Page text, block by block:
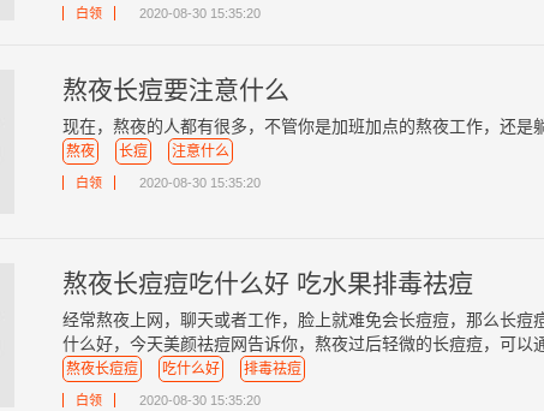
白领 2020-08-30 15:35:20
熬夜长痘要注意什么
现在，熬夜的人都有很多，不管你是加班加点的熬夜工作，还是
熬夜 长痘 注意什么
白领 2020-08-30 15:35:20
熬夜长痘痘吃什么好 吃水果排毒祛痘
经常熬夜上网，聊天或者工作，脸上就难免会长痘痘，那么长痘
什么好，今天美颜祛痘网告诉你，熬夜过后轻微的长痘痘，可以
熬夜长痘痘 吃什么好 排毒祛痘
白领 2020-08-30 15:35:20